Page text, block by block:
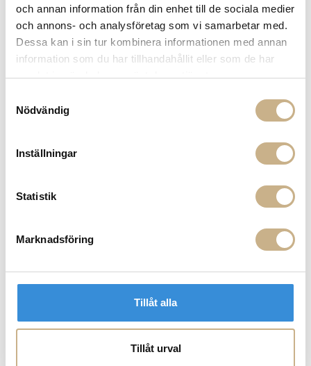
och annan information från din enhet till de sociala medier
och annons- och analysföretag som vi samarbetar med.
Dessa kan i sin tur kombinera informationen med annan
information som du har tillhandahållit eller som de har
samlat in när du har använt deras tjänster.
Nödvändig
Inställningar
Statistik
Marknadsföring
Tillåt alla
Tillåt urval
TIO - EASY CHAIR
Beställningsvara
PUDDLE TABLE - SOFFBORD